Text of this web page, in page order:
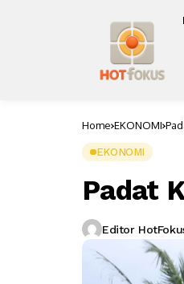
Home EKONOMI
EKONOMI
Padat
Editor